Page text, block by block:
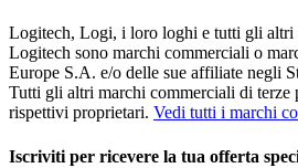
Logitech, Logi, i loro loghi e tutti gli altri
Logitech sono marchi commerciali o
Europe S.A. e/o delle sue affiliate negli
Tutti gli altri marchi commerciali di terze
rispettivi proprietari. Vedi tutti i marchi
Iscriviti per ricevere la tua offerta